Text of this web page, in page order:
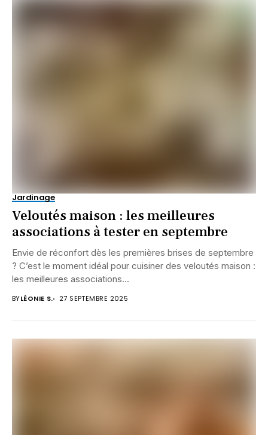
Jardinage
Veloutés maison : les meilleures
associations à tester en septembre
Envie de réconfort dès les premières brises de septembre
? C’est le moment idéal pour cuisiner des veloutés maison :
les meilleures associations...
BYLÉONIE S. 27 SEPTEMBRE 2025